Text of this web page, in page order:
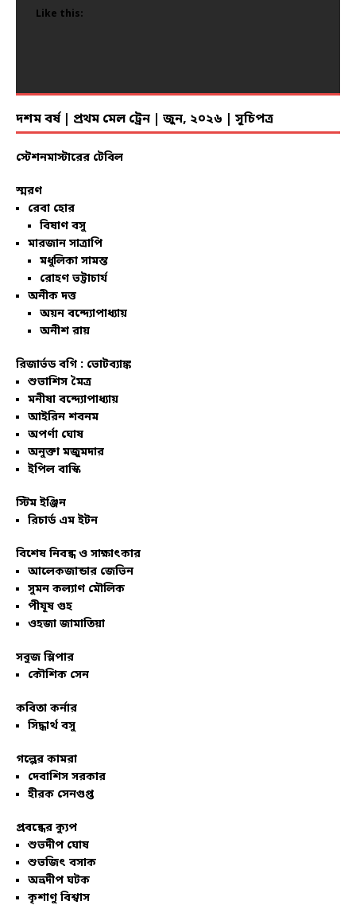
Like this:
Like this:
Like this:
Like this:
Like this:
Like this:
Like this:
Like this:
Like this:
Like this:
Like this:
Like this:
Like this:
Like this:
Like this:
Like this:
Like this:
Like this:
Like this:
Like this:
দশম বর্ষ | প্রথম মেল ট্রেন | জুন, ২০২৬ | সূচিপত্র
স্টেশনমাস্টারের টেবিল
স্মরণ
রেবা হোর
বিষাণ বসু
মারজান সাত্রাপি
মধুলিকা সামন্ত
রোহণ ভট্টাচার্য
অনীক দত্ত
অয়ন বন্দ্যোপাধ্যায়
অনীশ রায়
রিজার্ভড বগি : ভোটব্যাঙ্ক
শুভাশিস মৈত্র
মনীষা বন্দ্যোপাধ্যায়
আইরিন শবনম
অপর্ণা ঘোষ
অনুক্তা মজুমদার
ইপিল বাস্কি
স্টিম ইঞ্জিন
রিচার্ড এম ইটন
বিশেষ নিবন্ধ ও সাক্ষাৎকার
আলেকজান্ডার জেভিন
সুমন কল্যাণ মৌলিক
পীযূষ গুহ
ওহজা জামাতিয়া
সবুজ স্লিপার
কৌশিক সেন
কবিতা কর্নার
সিদ্ধার্থ বসু
গল্পের কামরা
দেবাশিস সরকার
হীরক সেনগুপ্ত
প্রবন্ধের ক্যুপ
শুভদীপ ঘোষ
শুভজিৎ বসাক
অভ্রদীপ ঘটক
কৃশাণু বিশ্বাস